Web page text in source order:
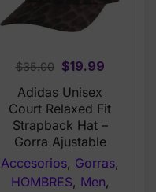
$35.00
Original
price
was:
$35.00.
$19.99Current
is:
$19.99.
Adidas Unisex
Court Relaxed Fit
Strapback Hat –
Gorra Ajustable
Accesorios, Gorras,
HOMBRES, Men,